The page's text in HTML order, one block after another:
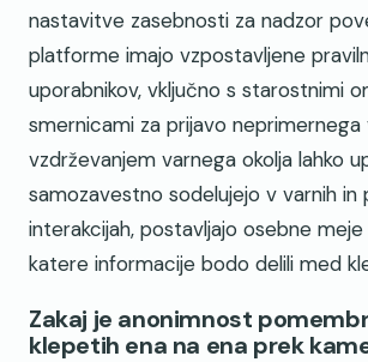
nastavitve zasebnosti za nadzor
platforme imajo vzpostavljene
uporabnikov, vključno s starostnimi
smernicami za prijavo neprimernega
vzdrževanjem varnega okolja lahko
samozavestno sodelujejo v varnih in
interakcijah, postavljajo osebne
katere informacije bodo delili med
Zakaj je anonimnost
klepetih ena na ena prek